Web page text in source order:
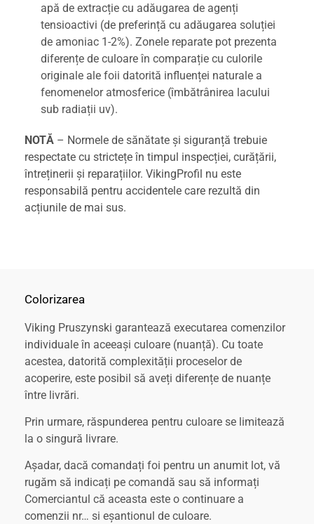
apă de extracție cu adăugarea de agenți
tensioactivi (de preferință cu adăugarea soluției
de amoniac 1-2%). Zonele reparate pot prezenta
diferențe de culoare în comparație cu culorile
originale ale foii datorită influenței naturale a
fenomenelor atmosferice (îmbătrânirea lacului
sub radiații uv).
NOTĂ – Normele de sănătate și siguranță trebuie
respectate cu strictețe în timpul inspecției, curățării,
întreținerii și reparațiilor. VikingProfil nu este
responsabilă pentru accidentele care rezultă din
acțiunile de mai sus.
Colorizarea
Viking Pruszynski garantează executarea comenzilor
individuale în aceeași culoare (nuanță). Cu toate
acestea, datorită complexității proceselor de
acoperire, este posibil să aveți diferențe de nuanțe
între livrări.
Prin urmare, răspunderea pentru culoare se limitează
la o singură livrare.
Așadar, dacă comandați foi pentru un anumit lot, vă
rugăm să indicați pe comandă sau să informați
Comerciantul că aceasta este o continuare a
comenzii nr… si eșantionul de culoare.